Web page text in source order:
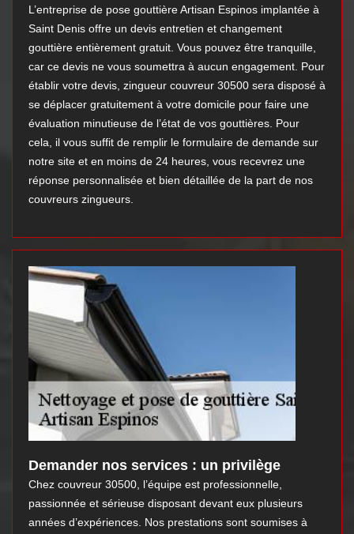
L’entreprise de pose gouttière Artisan Espinos implantée à
Saint Denis offre un devis entretien et changement
gouttière entièrement gratuit. Vous pouvez être tranquille,
car ce devis ne vous soumettra à aucun engagement. Pour
établir votre devis, zingueur couvreur 30500 sera disposé à
se déplacer gratuitement à votre domicile pour faire une
évaluation minutieuse de l’état de vos gouttières. Pour
cela, il vous suffit de remplir le formulaire de demande sur
notre site et en moins de 24 heures, vous recevrez une
réponse personnalisée et bien détaillée de la part de nos
couvreurs zingueurs.
Demander nos services : un privilège
Chez couvreur 30500, l’équipe est professionnelle,
passionnée et sérieuse disposant devant eux plusieurs
années d’expériences. Nos prestations sont soumises à